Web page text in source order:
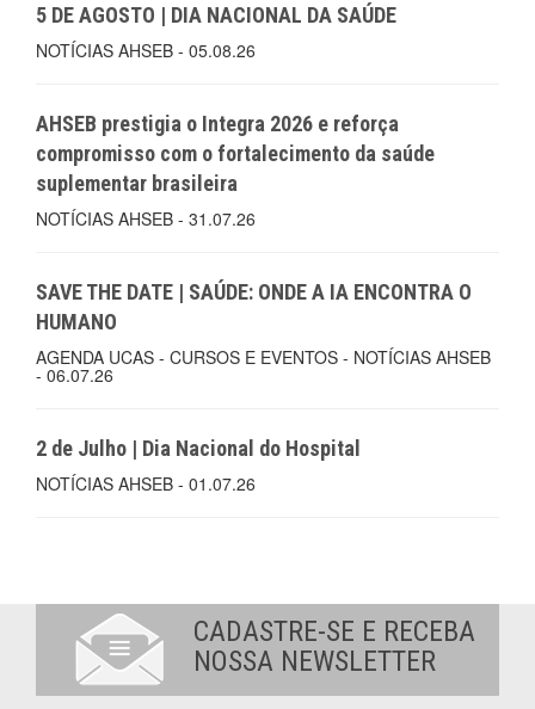
5 DE AGOSTO | DIA NACIONAL DA SAÚDE
NOTÍCIAS AHSEB - 05.08.26
AHSEB prestigia o Integra 2026 e reforça
compromisso com o fortalecimento da saúde
suplementar brasileira
NOTÍCIAS AHSEB - 31.07.26
SAVE THE DATE | SAÚDE: ONDE A IA ENCONTRA O
HUMANO
AGENDA UCAS - CURSOS E EVENTOS - NOTÍCIAS AHSEB
- 06.07.26
2 de Julho | Dia Nacional do Hospital
NOTÍCIAS AHSEB - 01.07.26
CADASTRE-SE E RECEBA
NOSSA NEWSLETTER